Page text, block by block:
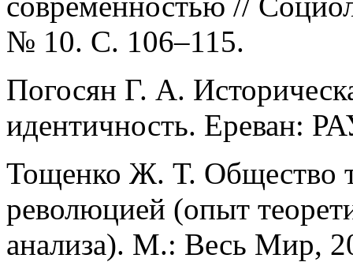
№ 10. С. 106–115.
Погосян Г. А.
идентичность. Ереван:
Тощенко Ж. Т. Общество
революцией (опыт
анализа). М.: Весь Мир,